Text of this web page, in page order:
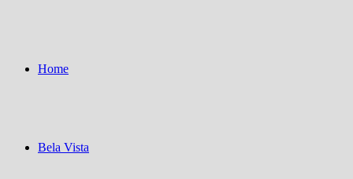
Home
Bela Vista